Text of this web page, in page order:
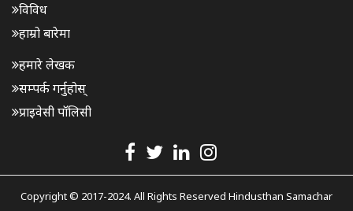
विविध
हाम्रो बारेमा
हमारे लेखक
सम्पर्क गर्नुहोस्
प्राइवेसी पॉलिसी
Copyright © 2017-2024. All Rights Reserved Hindusthan Samachar